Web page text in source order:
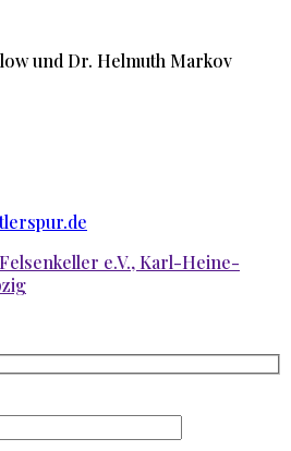
und Dr. Helmuth Markov
e.V., Karl-Heine-